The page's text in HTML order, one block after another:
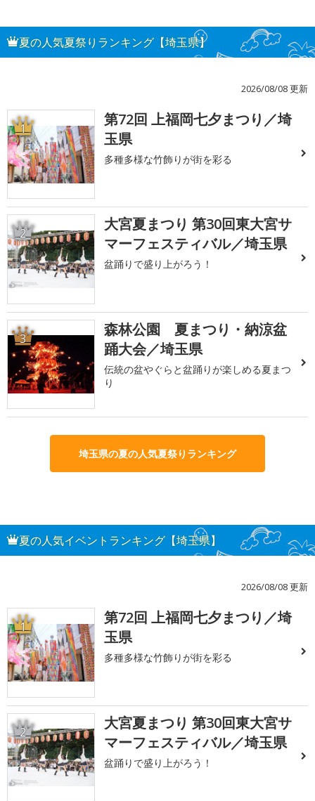
夏の人気夏祭りランキング【埼玉県】
2026/08/08 更新
1
第72回 上福岡七夕まつり／埼
玉県
多種多様な竹飾りが街を彩る
2
大宮夏まつり 第30回東大宮サ
マーフェスティバル／埼玉県
盆踊りで盛り上がろう！
3
森林公園 夏まつり・納涼盆
踊大会／埼玉県
伝統の盆やぐらと盆踊りが楽しめる夏まつ
り
埼玉県の夏の人気夏祭りランキング
夏の人気イベントランキング【埼玉県】
2026/08/08 更新
1
第72回 上福岡七夕まつり／埼
玉県
多種多様な竹飾りが街を彩る
2
大宮夏まつり 第30回東大宮サ
マーフェスティバル／埼玉県
盆踊りで盛り上がろう！